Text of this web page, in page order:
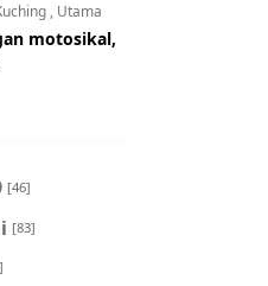
, Utama
motosikal,
[46]
[83]